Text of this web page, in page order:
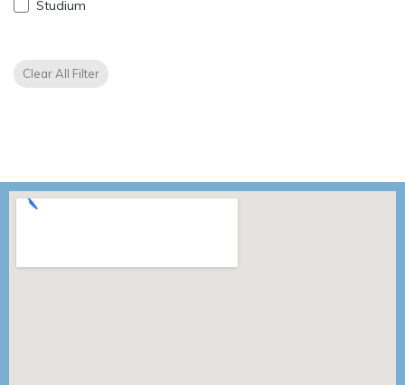
Studium
Clear All Filter